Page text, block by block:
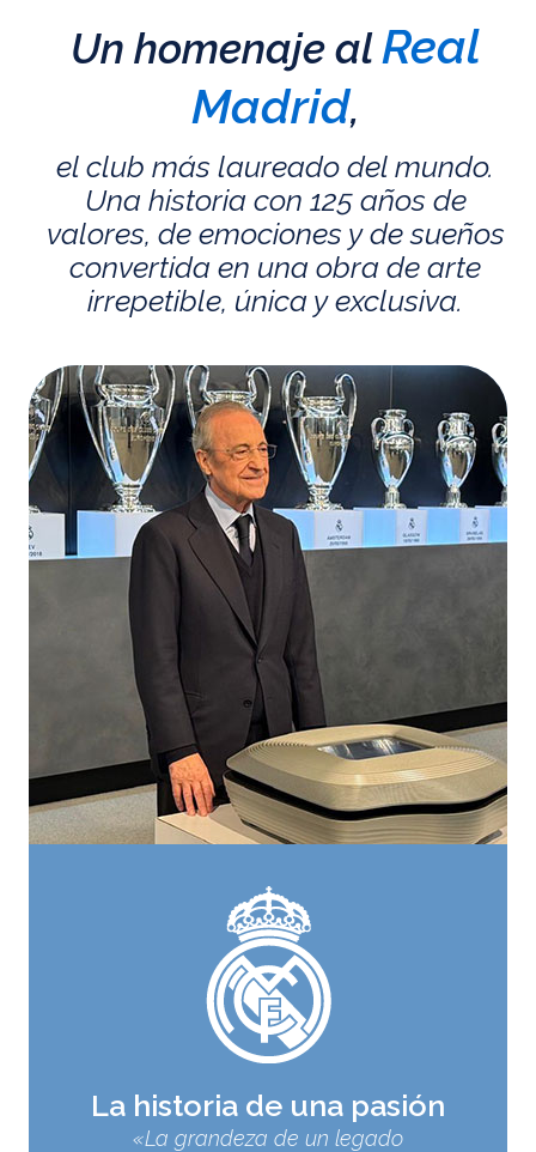
Un homenaje alReal
Madrid,
el club más laureado del mundo.
Una historia con 125 años de
valores, de emociones y de sueños
convertida en una obra de arte
irrepetible, única y exclusiva.
La historia de una pasión
«La grandeza de un legado